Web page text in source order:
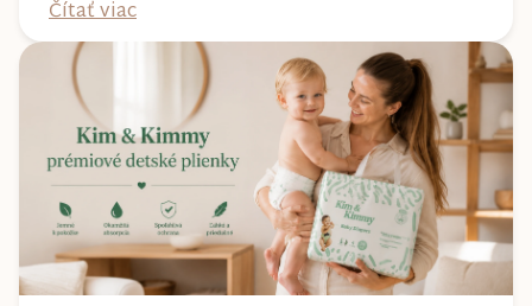
na lesných chodníkoch aj počas nepriaznivého
počasia. Pravidelnou starostlivosťou si však
môžete byť istí, že vám bude spoľahlivo slúžiť
dlhé roky a zachová si svoj krásny vzhľ...
Čítať viac